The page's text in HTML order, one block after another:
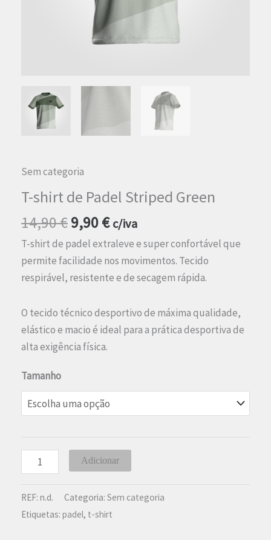
Sem categoria
T-shirt de Padel Striped Green
14,90€O
preço
original
era:
9,90€O
preço
atual
é:
c/iva
T-shirt de padel extraleve e super confortável que
permite facilidade nos movimentos. Tecido
respirável, resistente e de secagem rápida.
O tecido técnico desportivo de máxima qualidade,
elástico e macio é ideal para a prática desportiva de
alta exigência física.
Tamanho
Quantidade
de
T-
shirt
Adicionar
REF: n.d. Categoria: Sem categoria
Etiquetas: padel, t-shirt